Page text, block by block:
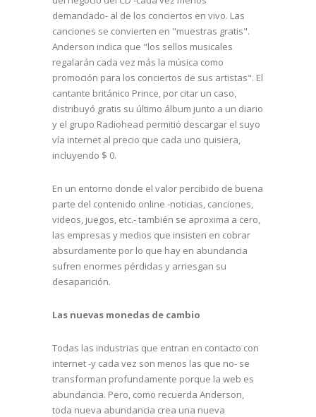
demandado- al de los conciertos en vivo. Las
canciones se convierten en "muestras gratis".
Anderson indica que "los sellos musicales
regalarán cada vez más la música como
promoción para los conciertos de sus artistas". El
cantante británico Prince, por citar un caso,
distribuyó gratis su último álbum junto a un diario
y el grupo Radiohead permitió descargar el suyo
vía internet al precio que cada uno quisiera,
incluyendo $ 0.
En un entorno donde el valor percibido de buena
parte del contenido online -noticias, canciones,
videos, juegos, etc.- también se aproxima a cero,
las empresas y medios que insisten en cobrar
absurdamente por lo que hay en abundancia
sufren enormes pérdidas y arriesgan su
desaparición.
Las nuevas monedas de cambio
Todas las industrias que entran en contacto con
internet -y cada vez son menos las que no- se
transforman profundamente porque la web es
abundancia. Pero, como recuerda Anderson,
toda nueva abundancia crea una nueva